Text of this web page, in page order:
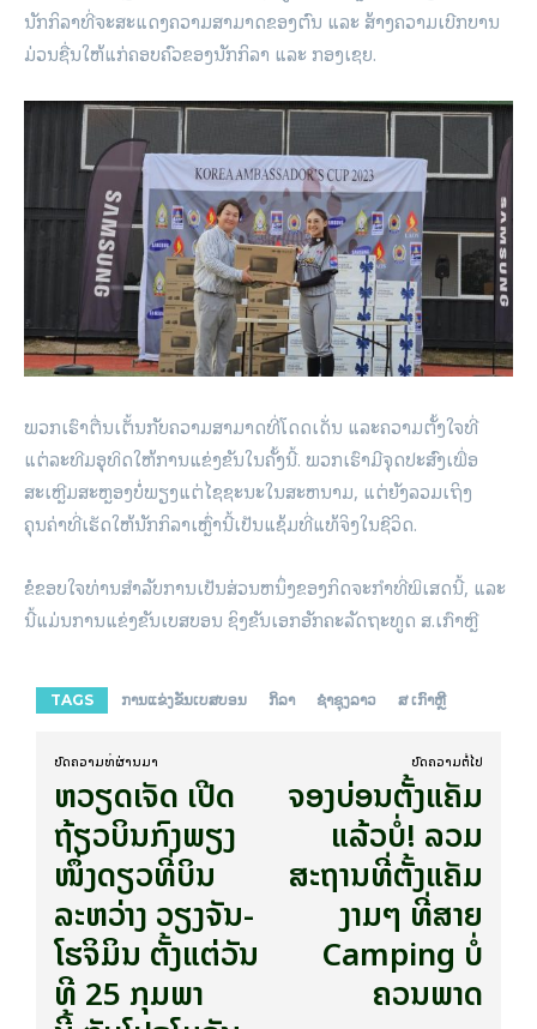
ນັກກິລາທີ່ຈະສະແດງຄວາມສາມາດຂອງຕົນ ແລະ ສ້າງຄວາມເບີກບານ
ມ່ວນຊື່ນໃຫ້ແກ່ຄອບຄົວຂອງນັກກິລາ ແລະ ກອງເຊຍ.
ພວກເຮົາຕື່ນເຕັ້ນກັບຄວາມສາມາດທີ່ໂດດເດັ່ນ ແລະຄວາມຕັ້ງໃຈທີ່
ແຕ່ລະທີມອຸທິດໃຫ້ການແຂ່ງຂັນໃນຄັ້ງນີ້. ພວກເຮົາມີຈຸດປະສົງເພື່ອ
ສະເຫຼີມສະຫຼອງບໍ່ພຽງແຕ່ໄຊຊະນະໃນສະຫນາມ, ແຕ່ຍັງລວມເຖິງ
ຄຸນຄ່າທີ່ເຮັດໃຫ້ນັກກິລາເຫຼົ່ານີ້ເປັນແຊ້ມທີ່ແທ້ຈິງໃນຊີວິດ.
ຂໍຂອບໃຈທ່ານສໍາລັບການເປັນສ່ວນຫນຶ່ງຂອງກິດຈະກໍາທີ່ພິເສດນີ້, ແລະ
ນີ້ແມ່ນການແຂ່ງຂັນເບສບອນ ຊິງຂັນເອກອັກຄະລັດຖະທູດ ສ.ເກົາຫຼີ
TAGS ການແຂ່ງຂັນເບສບອນ ກິລາ ຊໍາຊຸງລາວ ສ ເກົາຫຼີ
ບົດ​ຄວາມ​ທີ່​ຜ່ານ​ມາ
ຫວຽດເຈັດ ເປີດ​​
ຖ້ຽວ​ບິນ​ກົງພຽງ
ໜຶ່ງດຽວທີ່ບິນ
ລະຫວ່າງ ວຽງຈັນ-​
ໂຮ​ຈິ​ມິນ ຕັ້ງ​ແຕ່​ວັນ​
ທີ 25 ກຸມພາ​
ບົດ​ຄວາມ​ຕໍ່​ໄປ
ຈອງບ່ອນຕັ້ງແຄັມ
ແລ້ວບໍ່! ລວມ
ສະຖານທີ່ຕັ້ງແຄັມ
ງາມໆ ທີ່ສາຍ
Camping ບໍ່
ຄວນພາດ